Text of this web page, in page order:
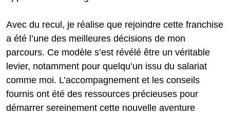
Avec du recul, je réalise que rejoindre cette franchise
a été l’une des meilleures décisions de mon
parcours. Ce modèle s’est révélé être un véritable
levier, notamment pour quelqu’un issu du salariat
comme moi. L’accompagnement et les conseils
fournis ont été des ressources précieuses pour
démarrer sereinement cette nouvelle aventure